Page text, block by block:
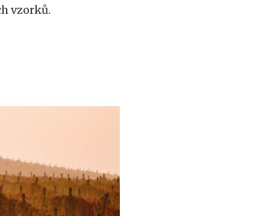
vzorků.